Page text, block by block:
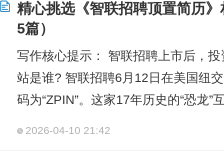
精心挑选《智联招聘顶置简历
5篇）
写作核心提示： 智联招聘上市后，
站是谁? 智联招聘6月12日在美国纽
码为“ZPIN”。这家17年历史的“恐龙”
2026-04-10 21:42